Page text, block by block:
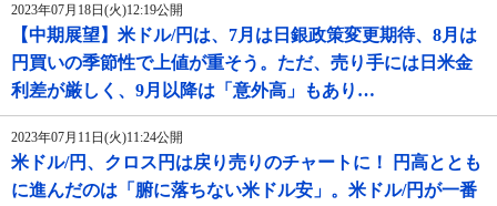
2023年07月18日(火)12:19公開
【中期展望】米ドル/円は、7月は日銀政策変更期待、8月は
円買いの季節性で上値が重そう。ただ、売り手には日米金
利差が厳しく、9月以降は「意外高」もあり…
2023年07月11日(火)11:24公開
米ドル/円、クロス円は戻り売りのチャートに！ 円高ととも
に進んだのは「腑に落ちない米ドル安」。米ドル/円が一番